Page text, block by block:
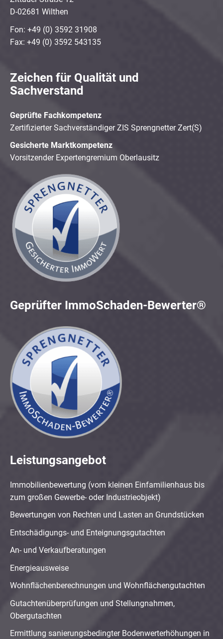
D-02681 Wilthen
Fon: +49 (0) 3592 31908
Fax: +49 (0) 3592 543135
Zeichen für Qualität und
Sachverstand
Geprüfte Fachkompetenz
Zertifizierter Sachverständiger ZIS Sprengnetter Zert(S)
Gesicherte Marktkompetenz
Vorsitzender Expertengremium Oberlausitz
Geprüfter ImmoSchaden-Bewerter®
Leistungsangebot
Immobilienbewertung (vom kleinen Einfamilienhaus bis
zum großen Gewerbe- oder Industrieobjekt)
Bewertungen von Rechten und Lasten an Grundstücken
Entschädigungs- und Enteignungsgutachten
An- und Verkaufberatungen
Energieausweise
Wohnflächenberechnungen und Wohnflächengutachten
Gutachtenüberprüfungen und Stellungnahmen,
Obergutachten
Ermittlung sanierungsbedingter Bodenwerterhöhungen in